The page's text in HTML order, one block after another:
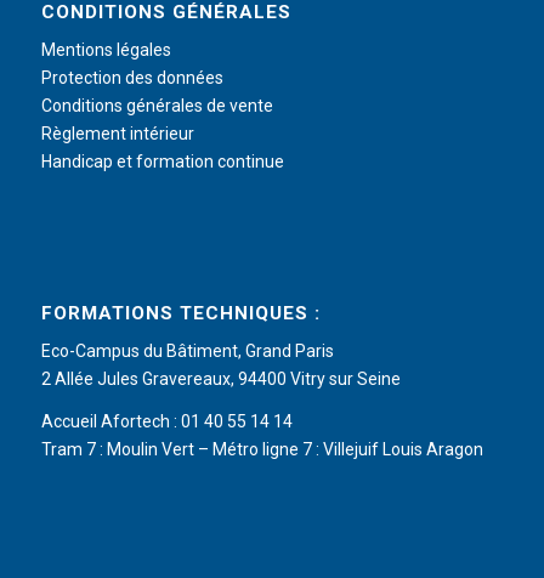
CONDITIONS GÉNÉRALES
Mentions légales
Protection des données
Conditions générales de vente
Règlement intérieur
Handicap et formation continue
FORMATIONS TECHNIQUES :
Eco-Campus du Bâtiment, Grand Paris
2 Allée Jules Gravereaux, 94400 Vitry sur Seine
Accueil Afortech : 01 40 55 14 14
Tram 7 : Moulin Vert – Métro ligne 7 : Villejuif Louis Aragon